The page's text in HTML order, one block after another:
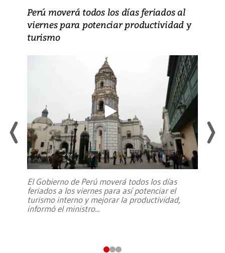
Perú moverá todos los días feriados al
viernes para potenciar productividad y
turismo
El Gobierno de Perú moverá todos los días
feriados a los viernes para así potenciar el
turismo interno y mejorar la productividad,
informó el ministro...